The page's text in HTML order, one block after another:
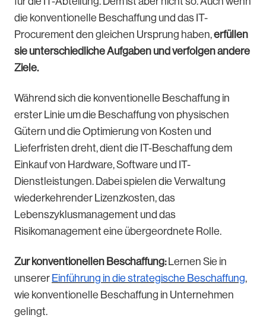
die konventionelle Beschaffung und das IT-
Procurement den gleichen Ursprung haben,erfüllen
sie unterschiedliche Aufgaben und verfolgen andere
Ziele.
Während sich die konventionelle Beschaffung in
erster Linie um die Beschaffung von physischen
Gütern und die Optimierung von Kosten und
Lieferfristen dreht, dient die IT-Beschaffung dem
Einkauf von Hardware, Software und IT-
Dienstleistungen. Dabei spielen die Verwaltung
wiederkehrender Lizenzkosten, das
Lebenszyklusmanagement und das
Risikomanagement eine übergeordnete Rolle.
Zur konventionellen Beschaffung:Lernen Sie in
unserer Einführung in die strategische Beschaffung,
wie konventionelle Beschaffung in Unternehmen
gelingt.